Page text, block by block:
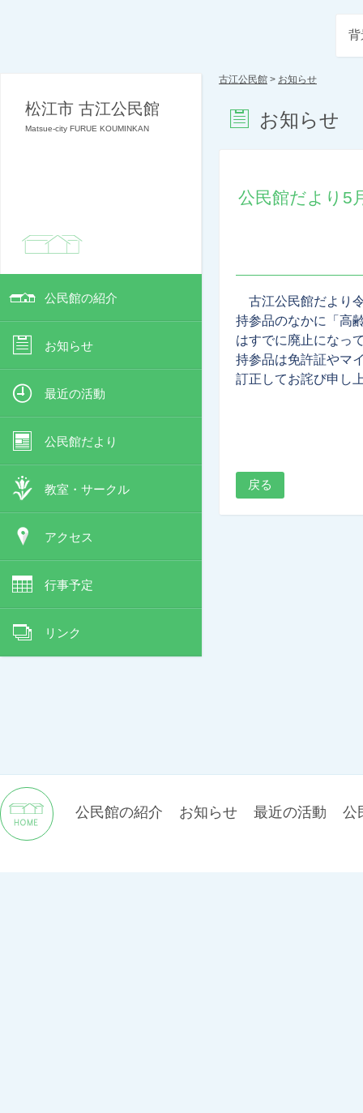
松江市 古江公民館
Matsue-city FURUE KOUMINKAN
公民館の紹介
お知らせ
最近の活動
公民館だより
教室・サークル
アクセス
行事予定
リンク
背
古江公民館 > お知らせ
お知らせ
公民館だより5
古江公民館だより
持参品のなかに「高
はすでに廃止になっ
持参品は免許証やマ
訂正してお詫び申し
戻る
公民館の紹介 お知らせ 最近の活動 公